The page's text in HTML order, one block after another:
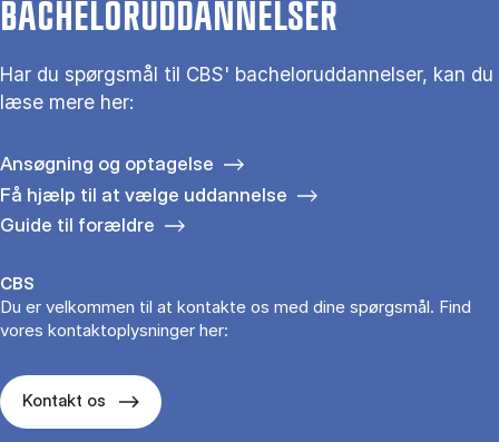
BACHELORUDDANNELSER
Har du spørgsmål til CBS' bacheloruddannelser, kan du
læse mere her:
Ansøgning og optagelse
Få hjælp til at vælge uddannelse
Guide til forældre
CBS
Du er velkommen til at kontakte os med dine spørgsmål. Find
vores kontaktoplysninger her:
Kontakt os